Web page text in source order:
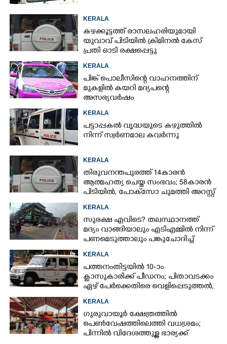
KERALA
കഴക്കൂട്ടത്ത് രാസലഹരിയുമായി
യുവാവ് പിടിയിൽ ക്രിമിനൽ കേസ്
പ്രതി ഓടി രക്ഷപ്പെട്ടു
KERALA
പിങ്ക് പൊലീസിന്റെ വാഹനത്തിന്
മുകളിൽ കയറി മദ്യപന്റെ
അസഭ്യവ‌ർഷം
KERALA
പട്ടാപ്പകൽ വൃദ്ധയുടെ കഴുത്തിൽ
നിന്ന് സ്വർണമാല കവർന്നു
KERALA
തിരുവനന്തപുരത്ത് 14കാരൻ
ആത്മഹത്യ ചെയ്ത സംഭവം; 58കാരൻ
പിടിയിൽ, പോക്‌സോ ചുമത്തി അറസ്റ്റ്
KERALA
സുരക്ഷ എവിടെ?​ തലസ്ഥാനത്ത്
മദ്യം വാങ്ങിയാലും എടിഎമ്മിൽ നിന്ന്
പണമെടുത്താലും പങ്കുചോദിച്ച്
KERALA
പത്തനംതിട്ടയിൽ 10-ാം
ക്ലാസുകാരിക്ക് പീഡനം; പിതാവടക്കം
ഏഴ് പേർക്കെതിരെ വെളിപ്പെടുത്തൽ,
KERALA
ഗുരുവായൂർ ക്ഷേത്രത്തിൽ
പെൺവേഷത്തിലെത്തി വധശ്രമം;
പിന്നിൽ വിദേശത്തുള്ള ഭാര്യക്ക്